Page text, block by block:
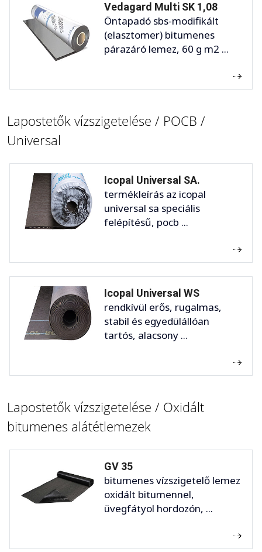
Vedagard Multi SK 1,08
Öntapadó sbs-modifikált
(elasztomer) bitumenes
párazáró lemez, 60 g m2 ...
Lapostetők vízszigetelése / POCB /
Universal
Icopal Universal SA.
termékleírás az icopal
universal sa speciális
felépítésű, pocb ...
Icopal Universal WS
rendkívül erős, rugalmas,
stabil és egyedülállóan
tartós, alacsony ...
Lapostetők vízszigetelése / Oxidált
bitumenes alátétlemezek
GV 35
bitumenes vízszigetelő lemez
oxidált bitumennel,
üvegfátyol hordozón, ...